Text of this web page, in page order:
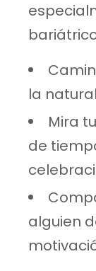
la
Mira
de
alguien